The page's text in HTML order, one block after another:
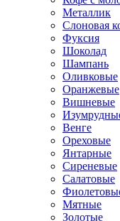
Металлик
Слоновая
Фуксия
Шоколад
Шампань
Оливковые
Оранжевые
Вишневые
Венге
Ореховые
Янтарные
Сиреневые
Салатовые
Мятные
Золотые